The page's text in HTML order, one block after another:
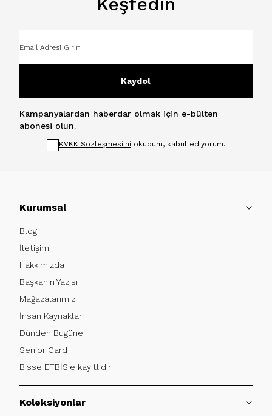
Kaydol
Kampanyalardan haberdar olmak için e-bülten
abonesi olun.
KVKK Sözleşmesi'ni okudum, kabul ediyorum.
Kurumsal
Blog
İletişim
Hakkımızda
Başkanın Yazısı
Mağazalarımız
İnsan Kaynakları
Dünden Bugüne
Senior Card
Bisse ETBİS'e kayıtlıdır
Koleksiyonlar